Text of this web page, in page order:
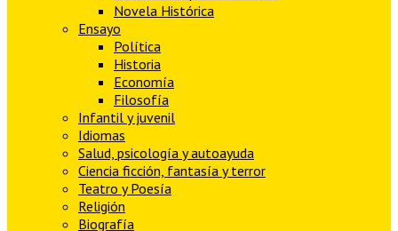
Novela Histórica
Ensayo
Política
Historia
Economía
Filosofía
Infantil y juvenil
Idiomas
Salud, psicología y autoayuda
Ciencia ficción, fantasía y terror
Teatro y Poesía
Religión
Biografía